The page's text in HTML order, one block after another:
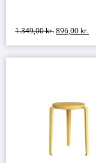
1.349,00kr.896,00 kr.